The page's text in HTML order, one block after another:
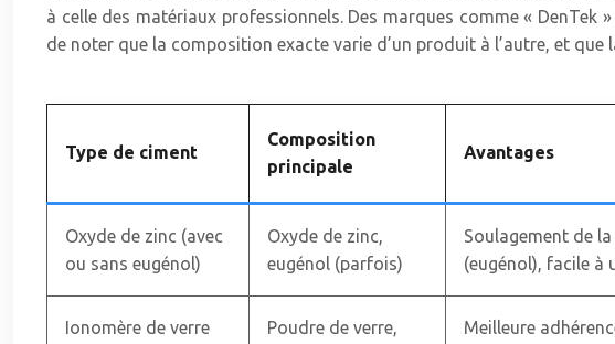
à celle des matériaux professionnels. Des marques comme «
de noter que la composition exacte varie d’un produit à l’autre, et
Type de ciment
Composition
principale
Avantages
Oxyde de zinc (avec
ou sans eugénol)
Oxyde de zinc,
eugénol (parfois)
Soulagement de
(eugénol), facile à
Ionomère de verre
Poudre de verre,
Meilleure